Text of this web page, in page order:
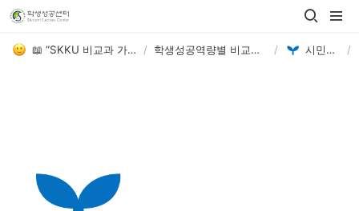
📖 “SKKU 비교과 가이드” / 학생성공역량별 비교과 가이드 / 시민의식 /